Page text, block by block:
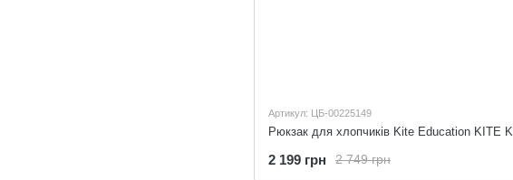
Артикул: ЦБ-00225149
2 749 грн
2 199 грн